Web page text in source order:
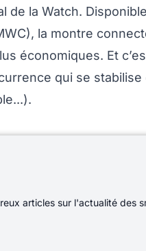
de la Watch.
la montre
économiques. Et
qui se
articles sur l'actualité des